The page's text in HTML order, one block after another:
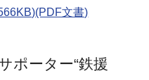
文書)
ポーター“鉄援